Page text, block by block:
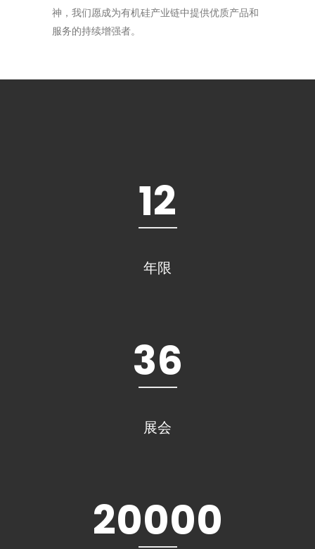
神，我们愿成为有机硅产业链中提供优质产品和
服务的持续增强者。
12
年限
36
展会
20000